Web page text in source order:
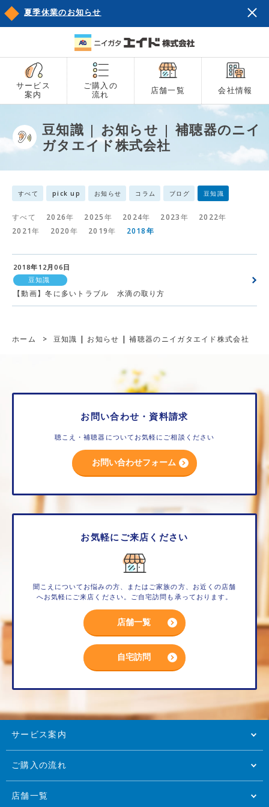
夏季休業のお知らせ
サービス
案内
ご購入の
流れ
店舗一覧 会社情報
豆知識 | お知らせ | 補聴器のニイ
ガタエイド株式会社
すべて pick up お知らせ コラム ブログ 豆知識
すべて 2026年 2025年 2024年 2023年
2022年
2021年
2020年 2019年 2018年
2018年12月06日
豆知識
【動画】冬に多いトラブル 水滴の取り方
ホーム > 豆知識 | お知らせ | 補聴器のニイガタエイド株式会社
お問い合わせ・資料請求
聴こえ・補聴器についてお気軽にご相談ください
お問い合わせフォーム
お気軽にご来店ください
聞こえについてお悩みの方、またはご家族の方、お近くの店舗
へお気軽にご来店ください。ご自宅訪問も承っております。
店舗一覧
自宅訪問
サービス案内
ご購入の流れ
店舗一覧